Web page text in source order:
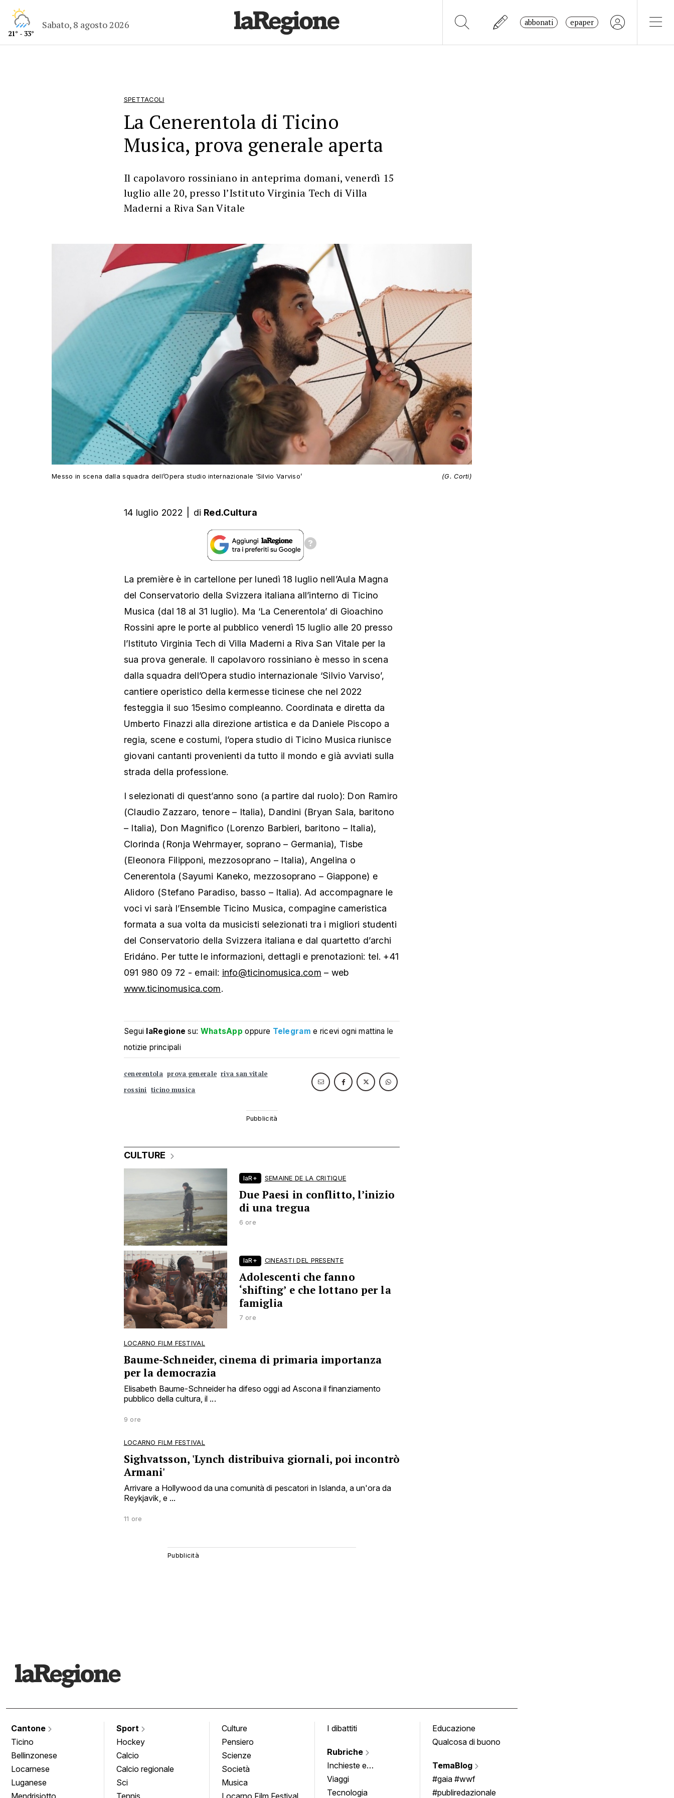
21° - 33°
Sabato, 8 agosto 2026 abbonati epaper
SPETTACOLI
La Cenerentola di Ticino
Musica, prova generale aperta
Il capolavoro rossiniano in anteprima domani, venerdì 15
luglio alle 20, presso l’Istituto Virginia Tech di Villa
Maderni a Riva San Vitale
Messo in scena dalla squadra dell’Opera studio internazionale ‘Silvio Varviso’ (G. Corti)
14 luglio 2022 di Red.Cultura
La première è in cartellone per lunedì 18 luglio nell’Aula Magna
del Conservatorio della Svizzera italiana all’interno di Ticino
Musica (dal 18 al 31 luglio). Ma ‘La Cenerentola’ di Gioachino
Rossini apre le porte al pubblico venerdì 15 luglio alle 20 presso
l’Istituto Virginia Tech di Villa Maderni a Riva San Vitale per la
sua prova generale. Il capolavoro rossiniano è messo in scena
dalla squadra dell’Opera studio internazionale ‘Silvio Varviso’,
cantiere operistico della kermesse ticinese che nel 2022
festeggia il suo 15esimo compleanno. Coordinata e diretta da
Umberto Finazzi alla direzione artistica e da Daniele Piscopo a
regia, scene e costumi, l’opera studio di Ticino Musica riunisce
giovani cantanti provenienti da tutto il mondo e già avviati sulla
strada della professione.
I selezionati di quest’anno sono (a partire dal ruolo): Don Ramiro
(Claudio Zazzaro, tenore – Italia), Dandini (Bryan Sala, baritono
– Italia), Don Magnifico (Lorenzo Barbieri, baritono – Italia),
Clorinda (Ronja Wehrmayer, soprano – Germania), Tisbe
(Eleonora Filipponi, mezzosoprano – Italia), Angelina o
Cenerentola (Sayumi Kaneko, mezzosoprano – Giappone) e
Alidoro (Stefano Paradiso, basso – Italia). Ad accompagnare le
voci vi sarà l’Ensemble Ticino Musica, compagine cameristica
formata a sua volta da musicisti selezionati tra i migliori studenti
del Conservatorio della Svizzera italiana e dal quartetto d’archi
Eridáno. Per tutte le informazioni, dettagli e prenotazioni: tel. +41
091 980 09 72 - email: info@ticinomusica.com – web
www.ticinomusica.com.
Segui laRegione su: WhatsApp oppure Telegram e ricevi ogni mattina le
notizie principali
cenerentola prova generale riva san vitale
rossini ticino musica
CULTURE
laR+ SEMAINE DE LA CRITIQUE
Due Paesi in conflitto, l’inizio
di una tregua
6 ore
laR+ CINEASTI DEL PRESENTE
Adolescenti che fanno
‘shifting’ e che lottano per la
famiglia
7 ore
LOCARNO FILM FESTIVAL
Baume-Schneider, cinema di primaria importanza
per la democrazia
Elisabeth Baume-Schneider ha difeso oggi ad Ascona il finanziamento
pubblico della cultura, il ...
9 ore
LOCARNO FILM FESTIVAL
Sighvatsson, 'Lynch distribuiva giornali, poi incontrò
Armani'
Arrivare a Hollywood da una comunità di pescatori in Islanda, a un'ora da
Reykjavik, e ...
11 ore
Cantone
Ticino
Bellinzonese
Locarnese
Luganese
Mendrisiotto
Sport
Hockey
Calcio
Calcio regionale
Sci
Tennis
Culture
Pensiero
Scienze
Società
Musica
Locarno Film Festival
I dibattiti
Rubriche
Inchieste e
approfondimenti
Viaggi
Tecnologia
Educazione
Qualcosa di buono
TemaBlog
#gaia #wwf
#publiredazionale